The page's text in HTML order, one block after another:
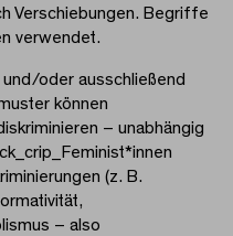
Verschiebungen. Begriffe
verwendet.
oder ausschließend
können
– unabhängig
(z. B.
– also